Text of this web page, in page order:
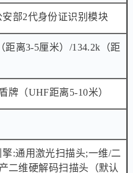
安部2代身份证识别模块
距离3-5厘米）/134.2k（距
牌（UHF距离5-10米）
:通用激光扫描头;一维/二
二维硬解码扫描头（默认